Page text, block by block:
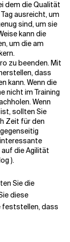
dem die Qualität
ausreicht, um
sind, um sie
kann die
um die am
zu beenden. Mit
dass
kann. Wenn die
nicht im Training
Wenn
sollten Sie
Zeit für den
die Agilität
).
Sie die
diese
feststellen, dass